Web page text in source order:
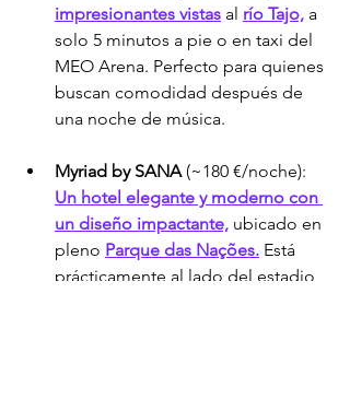
impresionantes vistas al río Tajo, a
solo 5 minutos a pie o en taxi del
MEO Arena. Perfecto para quienes
buscan comodidad después de
una noche de música.
Myriad by SANA (~180 €/noche):
Un hotel elegante y moderno con
un diseño impactante, ubicado en
pleno Parque das Nações. Está
prácticamente al lado del estadio,